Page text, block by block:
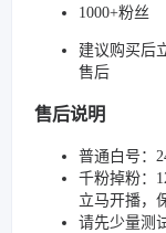
1000+粉丝
建议购买后
售后
售后说明
普通白号：
千粉掉粉：
立马开播，
请先少量测